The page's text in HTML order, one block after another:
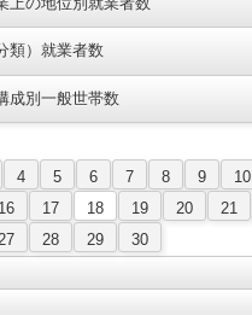
類）就業者数
成別一般世帯数
4 5 6 7 8 9 10
16 17 18 19 20 21
28 29
30